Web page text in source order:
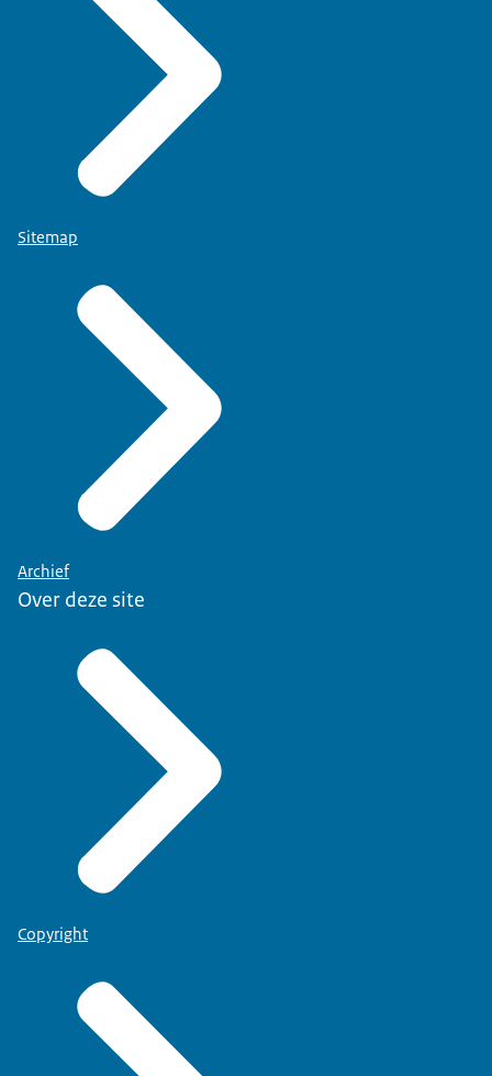
Sitemap
Archief
Over deze site
Copyright